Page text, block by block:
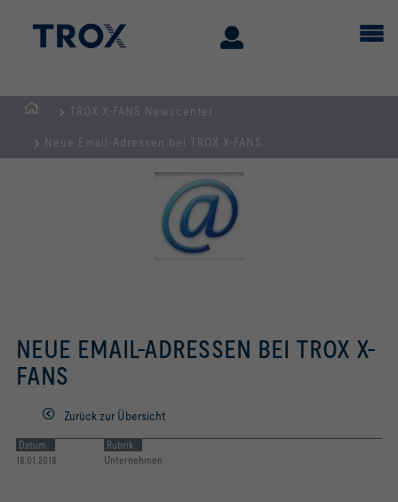
TROX X-FANS Newscenter
Neue Email-Adressen bei TROX X-FANS
NEUE EMAIL-ADRESSEN BEI TROX X-
FANS
Zurück zur Übersicht
Datum
18.01.2018
Rubrik
Unternehmen